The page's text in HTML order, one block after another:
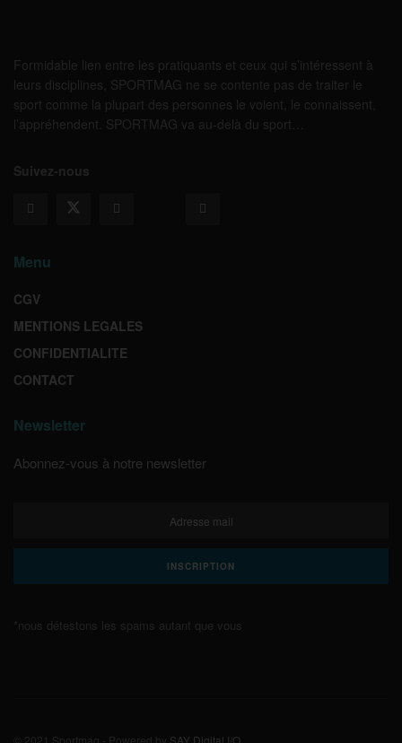
Formidable lien entre les pratiquants et ceux qui s’intéressent à
leurs disciplines, SPORTMAG ne se contente pas de traiter le
sport comme la plupart des personnes le voient, le connaissent,
l’appréhendent. SPORTMAG va au-delà du sport…
Suivez-nous
Menu
CGV
MENTIONS LEGALES
CONFIDENTIALITE
CONTACT
Newsletter
Abonnez-vous à notre newsletter
*nous détestons les spams autant que vous